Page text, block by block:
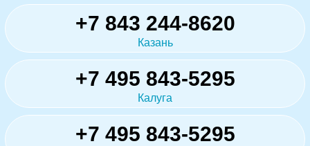
+7 843 244-8620
Казань
+7 495 843-5295
Калуга
+7 495 843-5295